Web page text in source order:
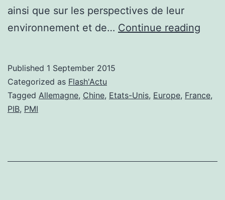
ainsi que sur les perspectives de leur
environnement et de… Continue reading
Published 1 September 2015
Categorized as Flash'Actu
Tagged Allemagne, Chine, Etats-Unis, Europe, France,
PIB, PMI